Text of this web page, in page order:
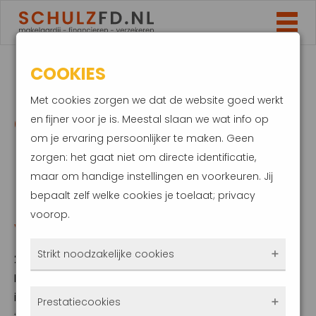
INBOEDELVERZEKERINGEN
GOEDKOPER EN
PERSOONLIJKER.
DEKKING WEL
VERSOBERD
22 juni 2023
In de afgelopen jaren zijn de premies van
inboedelverzekeringen gedaald. Niet
COOKIES
Met cookies zorgen we dat de website goed werkt
en fijner voor je is. Meestal slaan we wat info op
om je ervaring persoonlijker te maken. Geen
zorgen: het gaat niet om directe identificatie,
maar om handige instellingen en voorkeuren. Jij
bepaalt zelf welke cookies je toelaat; privacy
voorop.
Strikt noodzakelijke cookies
Prestatiecookies